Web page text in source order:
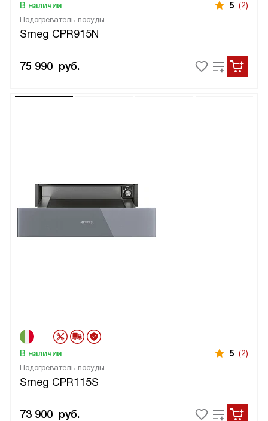
Подогреватель посуды
Smeg CPR915N
В наличии 5 (2)
75 990 руб.
Подогреватель посуды
Smeg CPR115S
В наличии 5 (2)
73 900 руб.